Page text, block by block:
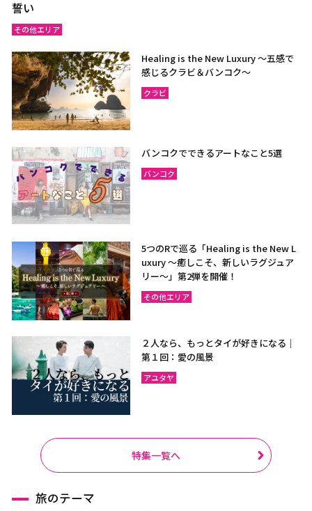
誓い
その他エリア
Healing is the New Luxury ～五感で
感じるクラビ＆バンコク～
クラビ
バンコクでできるアートなこと5選
バンコク
5つのRで巡る「Healing is the New L
uxury ～癒しこそ、新しいラグジュア
リー〜」第2弾を開催！
その他エリア
２人なら、もっとタイが好きになる｜
第１回：愛の風景
アユタヤ
特集一覧へ
旅のテーマ